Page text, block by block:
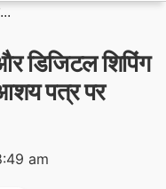
डिजिटल शिपिंग
पत्र पर
am